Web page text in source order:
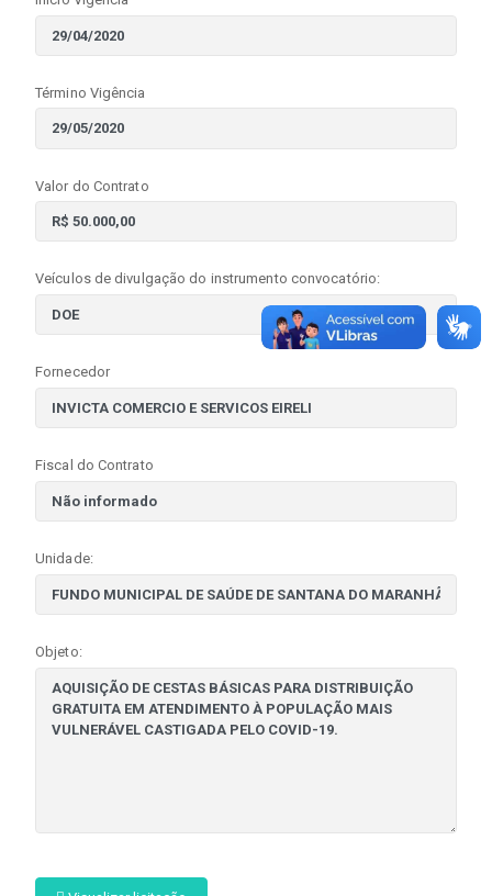
Término Vigência
Valor do Contrato
Veículos de divulgação do instrumento convocatório:
Fornecedor
Fiscal do Contrato
Unidade:
Objeto: